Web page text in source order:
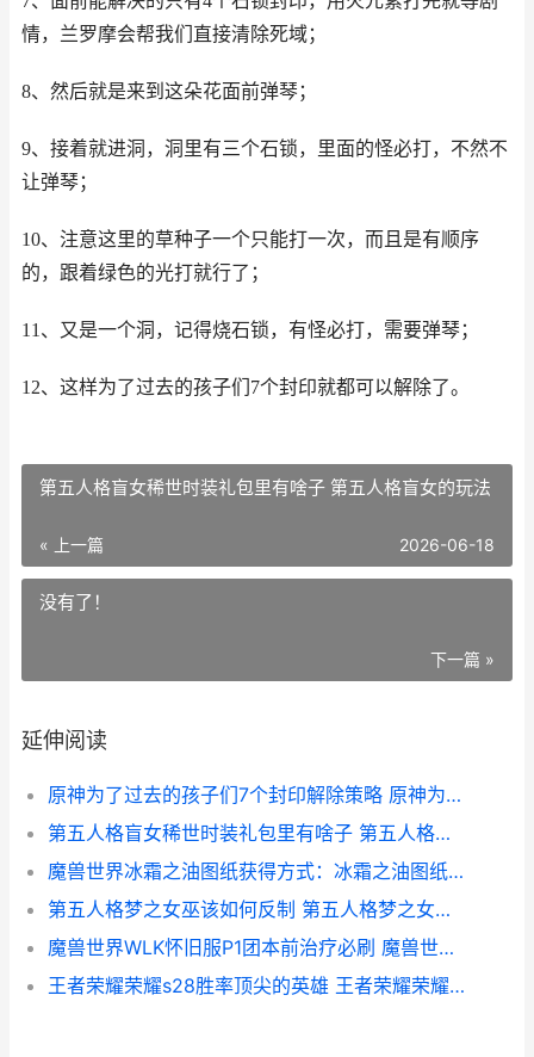
情，兰罗摩会帮我们直接清除死域；
8、然后就是来到这朵花面前弹琴；
9、接着就进洞，洞里有三个石锁，里面的怪必打，不然不
让弹琴；
10、注意这里的草种子一个只能打一次，而且是有顺序
的，跟着绿色的光打就行了；
11、又是一个洞，记得烧石锁，有怪必打，需要弹琴；
12、这样为了过去的孩子们7个封印就都可以解除了。
第五人格盲女稀世时装礼包里有啥子 第五人格盲女的玩法
« 上一篇 2026-06-18
没有了！
下一篇 »
延伸阅读
原神为了过去的孩子们7个封印解除策略 原神为了过去的孩子们
第五人格盲女稀世时装礼包里有啥子 第五人格盲女的玩法
魔兽世界冰霜之油图纸获得方式：冰霜之油图纸获得路径说明[多图] 魔兽世界冰霜之王埃霍恩一天能打几次
第五人格梦之女巫该如何反制 第五人格梦之女巫画中女郎
魔兽世界WLK怀旧服P1团本前治疗必刷 魔兽世界WLK怀旧服防骑P1毕业装备
王者荣耀荣耀s28胜率顶尖的英雄 王者荣耀荣耀典藏